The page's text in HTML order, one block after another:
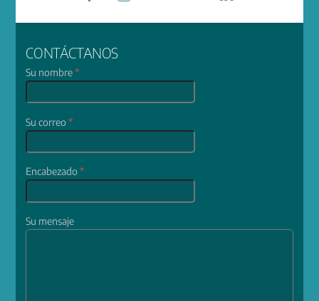
CONTÁCTANOS
Su nombre*
Su correo*
Encabezado*
Su mensaje